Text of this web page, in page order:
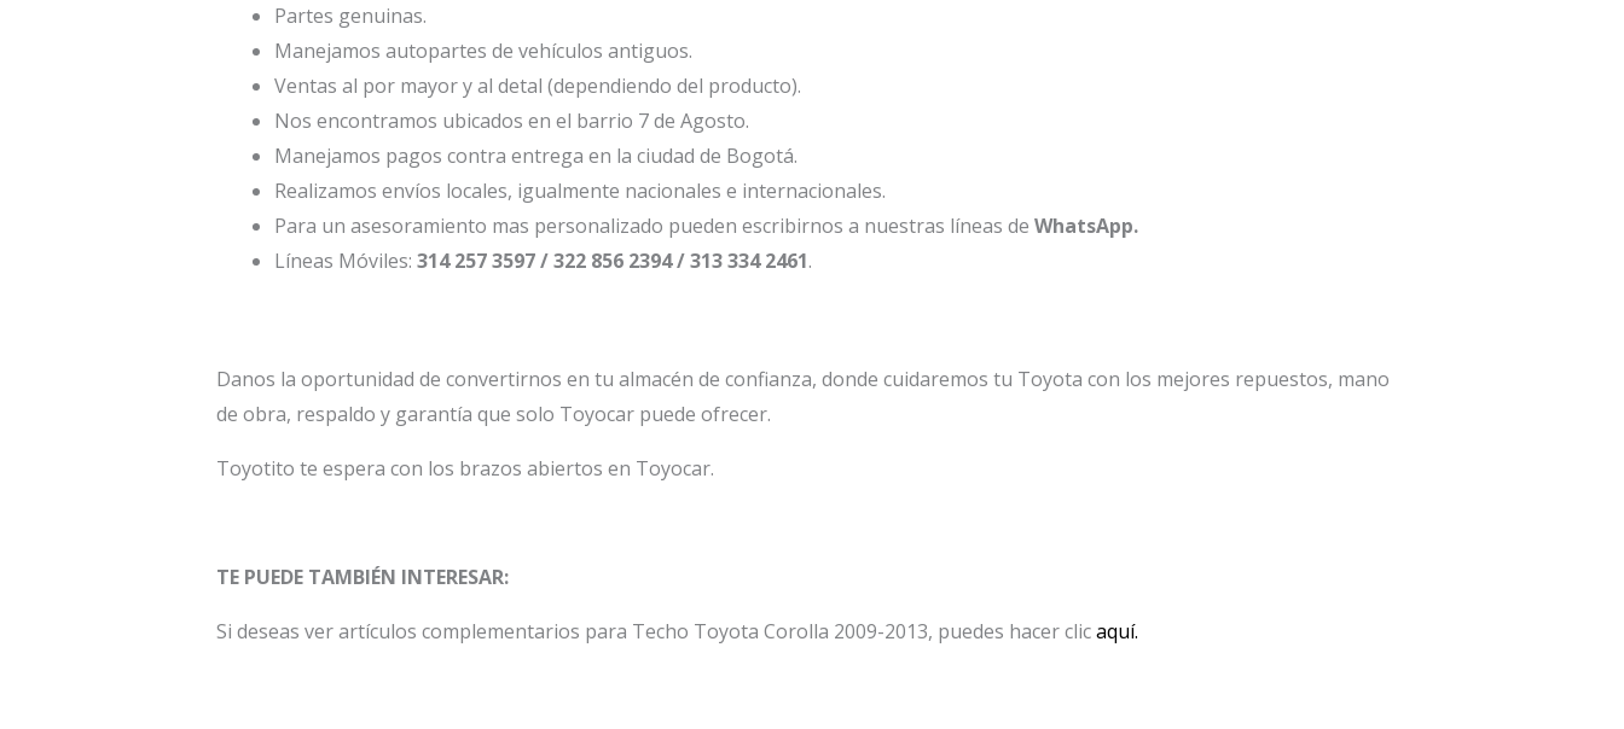
Partes genuinas.
Manejamos autopartes de vehículos antiguos.
Ventas al por mayor y al detal (dependiendo del producto).
Nos encontramos ubicados en el barrio 7 de Agosto.
Manejamos pagos contra entrega en la ciudad de Bogotá.
Realizamos envíos locales, igualmente nacionales e internacionales.
Para un asesoramiento mas personalizado pueden escribirnos a nuestras líneas de WhatsApp.
Líneas Móviles: 314 257 3597 / 322 856 2394 / 313 334 2461.
Danos la oportunidad de convertirnos en tu almacén de confianza, donde cuidaremos tu Toyota con los mejores repuestos, mano
de obra, respaldo y garantía que solo Toyocar puede ofrecer.
Toyotito te espera con los brazos abiertos en Toyocar.
TE PUEDE TAMBIÉN INTERESAR:
Si deseas ver artículos complementarios para Techo Toyota Corolla 2009-2013, puedes hacer clicaquí.